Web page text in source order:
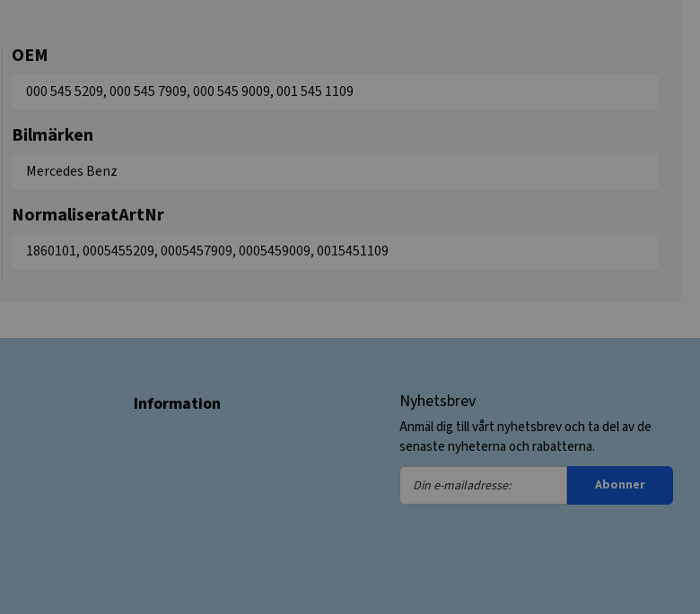
OEM
000 545 5209, 000 545 7909, 000 545 9009, 001 545 1109
Bilmärken
Mercedes Benz
NormaliseratArtNr
1860101, 0005455209, 0005457909, 0005459009, 0015451109
Information Nyhetsbrev
Anmäl dig till vårt nyhetsbrev och ta del av de
senaste nyheterna och rabatterna.
Din
e-
Abonner